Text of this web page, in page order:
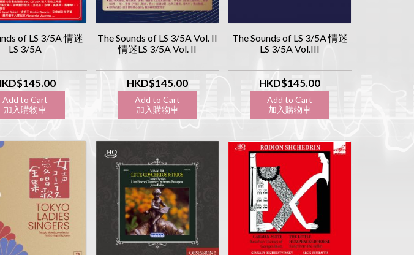
of LS 3/5A 情迷
LS 3/5A
Add to Cart
加入購物車
The Sounds of LS 3/5A Vol. II
情迷LS 3/5A Vol. II
HKD$145.00
Add to Cart
加入購物車
The Sounds of LS 3/5A 情迷
LS 3/5A Vol.III
HKD$145.00
Add to Cart
加入購物車